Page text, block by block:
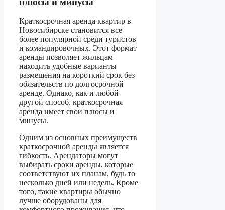
Краткосрочная аренда квартир в
Новосибирске становится все
более популярной среди туристов
и командировочных. Этот формат
аренды позволяет жильцам
находить удобные варианты
размещения на короткий срок без
обязательств по долгосрочной
аренде. Однако, как и любой
другой способ, краткосрочная
аренда имеет свои плюсы и
минусы.
Одним из основных преимуществ
краткосрочной аренды является
гибкость. Арендаторы могут
выбирать сроки аренды, которые
соответствуют их планам, будь то
несколько дней или недель. Кроме
того, такие квартиры обычно
лучше оборудованы для